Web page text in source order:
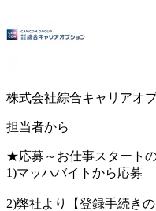
株式会社綜合キャリアオ
担当者から
★応募～お仕事スタート
1)マッハバイトから応募
2)弊社より【登録手続き